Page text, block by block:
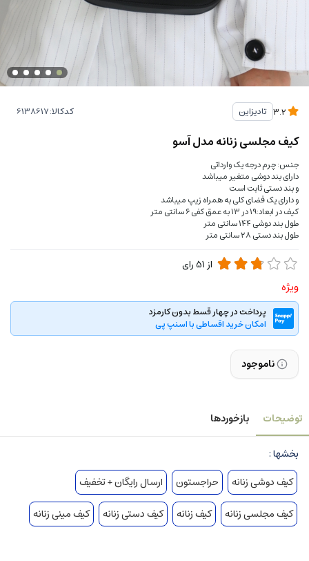
تادیزاین کدکالا:
کیف مجلسی زنانه مدل آسو
جنس: چرم درجه یک وارداتی
دارای بند دوشی متغیر میباشد
و بند دستی ثابت است
و دارای یک فضای کلی به همراه زیپ میباشد
کیف در ابعاد:۱۹ در ۱۳ به عمق کفی ۶ سانتی متر
طول بند دوشی ۱۴۴ سانتی متر
طول بند دستی ۲۸ سانتی متر
از 51رای
ویژه
پرداخت در چهار قسط بدون کارمزد
امکان خرید اقساطی با اسنپ پی
ناموجود
توضیحات بازخوردها
بخشها :
کیف دوشی زنانه
حراجستون
ارسال رایگان + تخفیف
کیف مجلسی زنانه
کیف زنانه کیف دستی زنانه کیف مینی زنانه